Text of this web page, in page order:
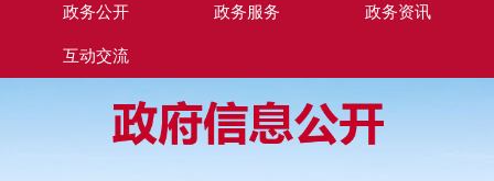
政务公开 政务服务 政务资讯
互动交流